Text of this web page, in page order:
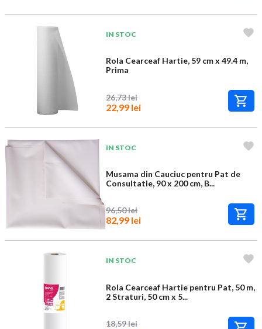
IN STOC
Rola Cearceaf Hartie, 59 cm x 49.4 m,
Prima
26,73 lei
22,99 lei
IN STOC
Musama din Cauciuc pentru Pat de
Consultatie, 90 x 200 cm, B...
96,50 lei
82,99 lei
IN STOC
Rola Cearceaf Hartie pentru Pat, 50 m,
2 Straturi, 50 cm x 5...
18,59 lei